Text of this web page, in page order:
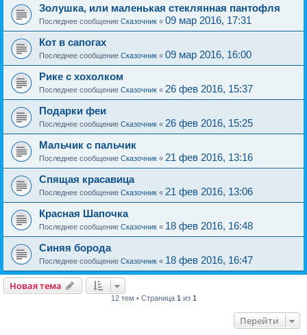
Золушка, или маленькая стеклянная пантофля
Последнее сообщение Сказочник « 09 мар 2016, 17:31
Кот в сапогах
Последнее сообщение Сказочник « 09 мар 2016, 16:00
Рике с хохолком
Последнее сообщение Сказочник « 26 фев 2016, 15:37
Подарки феи
Последнее сообщение Сказочник « 26 фев 2016, 15:25
Мальчик с пальчик
Последнее сообщение Сказочник « 21 фев 2016, 13:16
Спящая красавица
Последнее сообщение Сказочник « 21 фев 2016, 13:06
Красная Шапочка
Последнее сообщение Сказочник « 18 фев 2016, 16:48
Синяя борода
Последнее сообщение Сказочник « 18 фев 2016, 16:47
Новая тема
12 тем • Страница 1 из 1
Перейти